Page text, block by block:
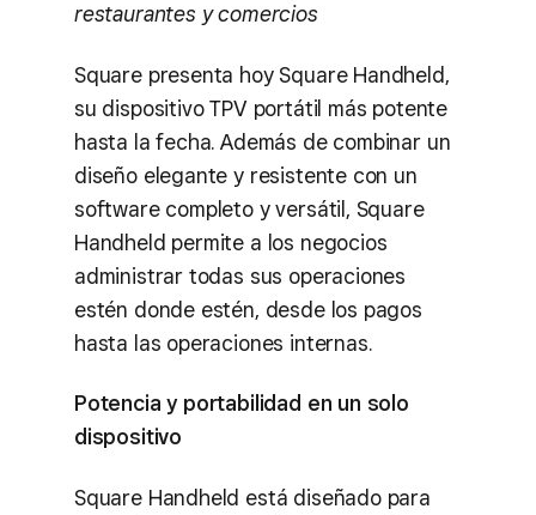
restaurantes y comercios
Square presenta hoy Square Handheld,
su dispositivo TPV portátil más potente
hasta la fecha. Además de combinar un
diseño elegante y resistente con un
software completo y versátil, Square
Handheld permite a los negocios
administrar todas sus operaciones
estén donde estén, desde los pagos
hasta las operaciones internas.
Potencia y portabilidad en un solo
dispositivo
Square Handheld está diseñado para